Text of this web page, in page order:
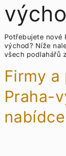
Potřebujete nové
východ? Níže
všech podlahářů
Firmy a
Praha-